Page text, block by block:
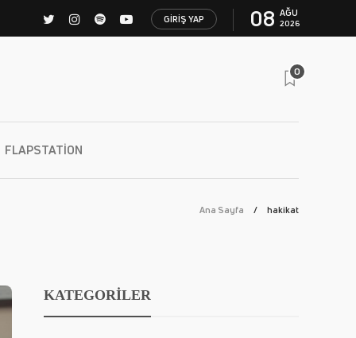
GIRIŞ YAP 08 AĞU
2026
0
FLAPSTATION
Ana Sayfa hakikat
KATEGORİLER